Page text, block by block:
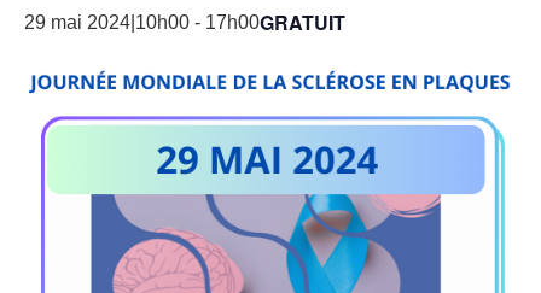
29 mai 2024|10h00 - 17h00GRATUIT